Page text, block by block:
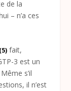
de la
– n’a ces
(5) fait,
3 est un
s’il
il n’est